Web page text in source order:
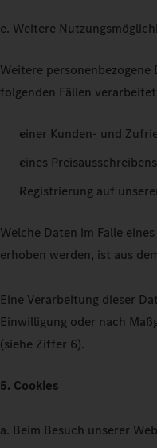
e. Weitere
Weitere
folgenden Fällen
einer Kunden- und
eines
Registrierung auf
Welche Daten im Falle
erhoben werden, ist aus
Eine Verarbeitung dieser
Einwilligung oder nach
(siehe Ziffer 6).
5. Cookies
a. Beim Besuch unserer